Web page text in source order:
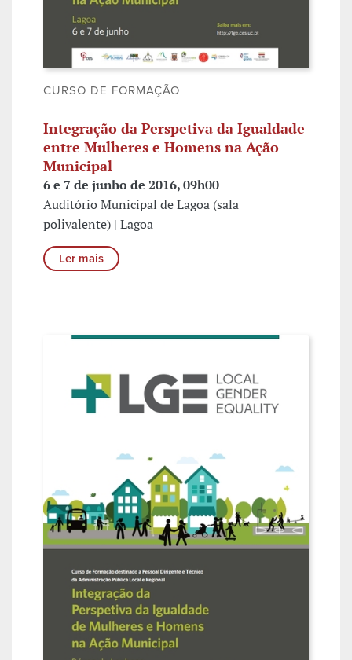
CURSO DE FORMAÇÃO
Integração da Perspetiva da Igualdade
entre Mulheres e Homens na Ação
Municipal
6 e 7 de junho de 2016, 09h00
Auditório Municipal de Lagoa (sala
polivalente) | Lagoa
Ler mais